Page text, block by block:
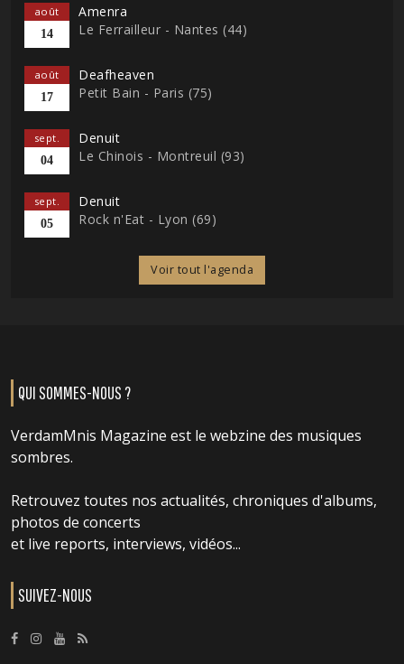
août
14
Amenra
Le Ferrailleur - Nantes (44)
août
17
Deafheaven
Petit Bain - Paris (75)
sept.
04
Denuit
Le Chinois - Montreuil (93)
sept.
05
Denuit
Rock n'Eat - Lyon (69)
Voir tout l'agenda
QUI SOMMES-NOUS ?
VerdamMnis Magazine est le webzine des musiques
sombres.
Retrouvez toutes nos actualités, chroniques d'albums,
photos de concerts
et live reports, interviews, vidéos...
SUIVEZ-NOUS